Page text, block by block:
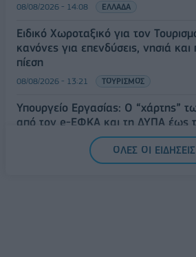
08/08/2026 - 14:08 ΕΛΛΑΔΑ
Ειδικό Χωροταξικό για τον
κανόνες για επενδύσεις, νησιά
πίεση
08/08/2026 - 13:21 ΤΟΥΡΙΣΜΟΣ
Υπουργείο Εργασίας: Ο “χάρτης”
από τον e-ΕΦΚΑ και τη ΔΥΠΑ έως
ΟΙΚΟΝΟΜΙΑ
Οι Hamilton Reserve Bank και SEE
ΟΛΕΣ ΟΙ ΕΙΔΗΣΕΙΣ